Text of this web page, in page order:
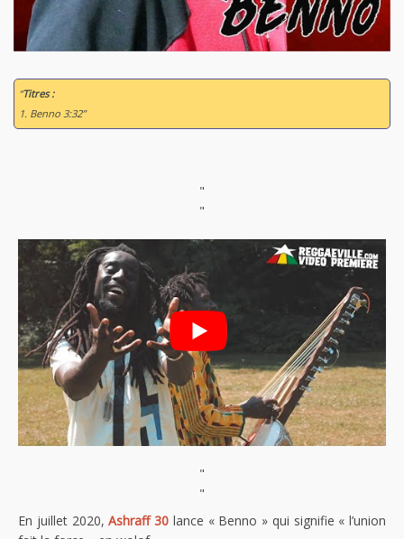
“Titres :
1. Benno 3:32”
"
"
"
"
En juillet 2020,Ashraff 30 lance « Benno » qui signifie « l’union